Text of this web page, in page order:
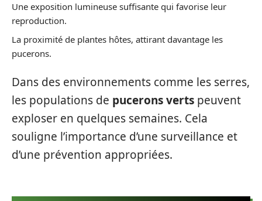
Une exposition lumineuse suffisante qui favorise leur
reproduction.
La proximité de plantes hôtes, attirant davantage les
pucerons.
Dans des environnements comme les serres,
les populations de pucerons verts peuvent
exploser en quelques semaines. Cela
souligne l’importance d’une surveillance et
d’une prévention appropriées.